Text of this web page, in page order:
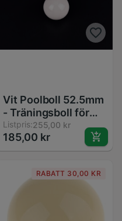
Vit Poolboll 52.5mm
- Träningsboll för
Biljard - Köboll
Listpris:255,00 kr
185,00 kr
RABATT 30,00 KR